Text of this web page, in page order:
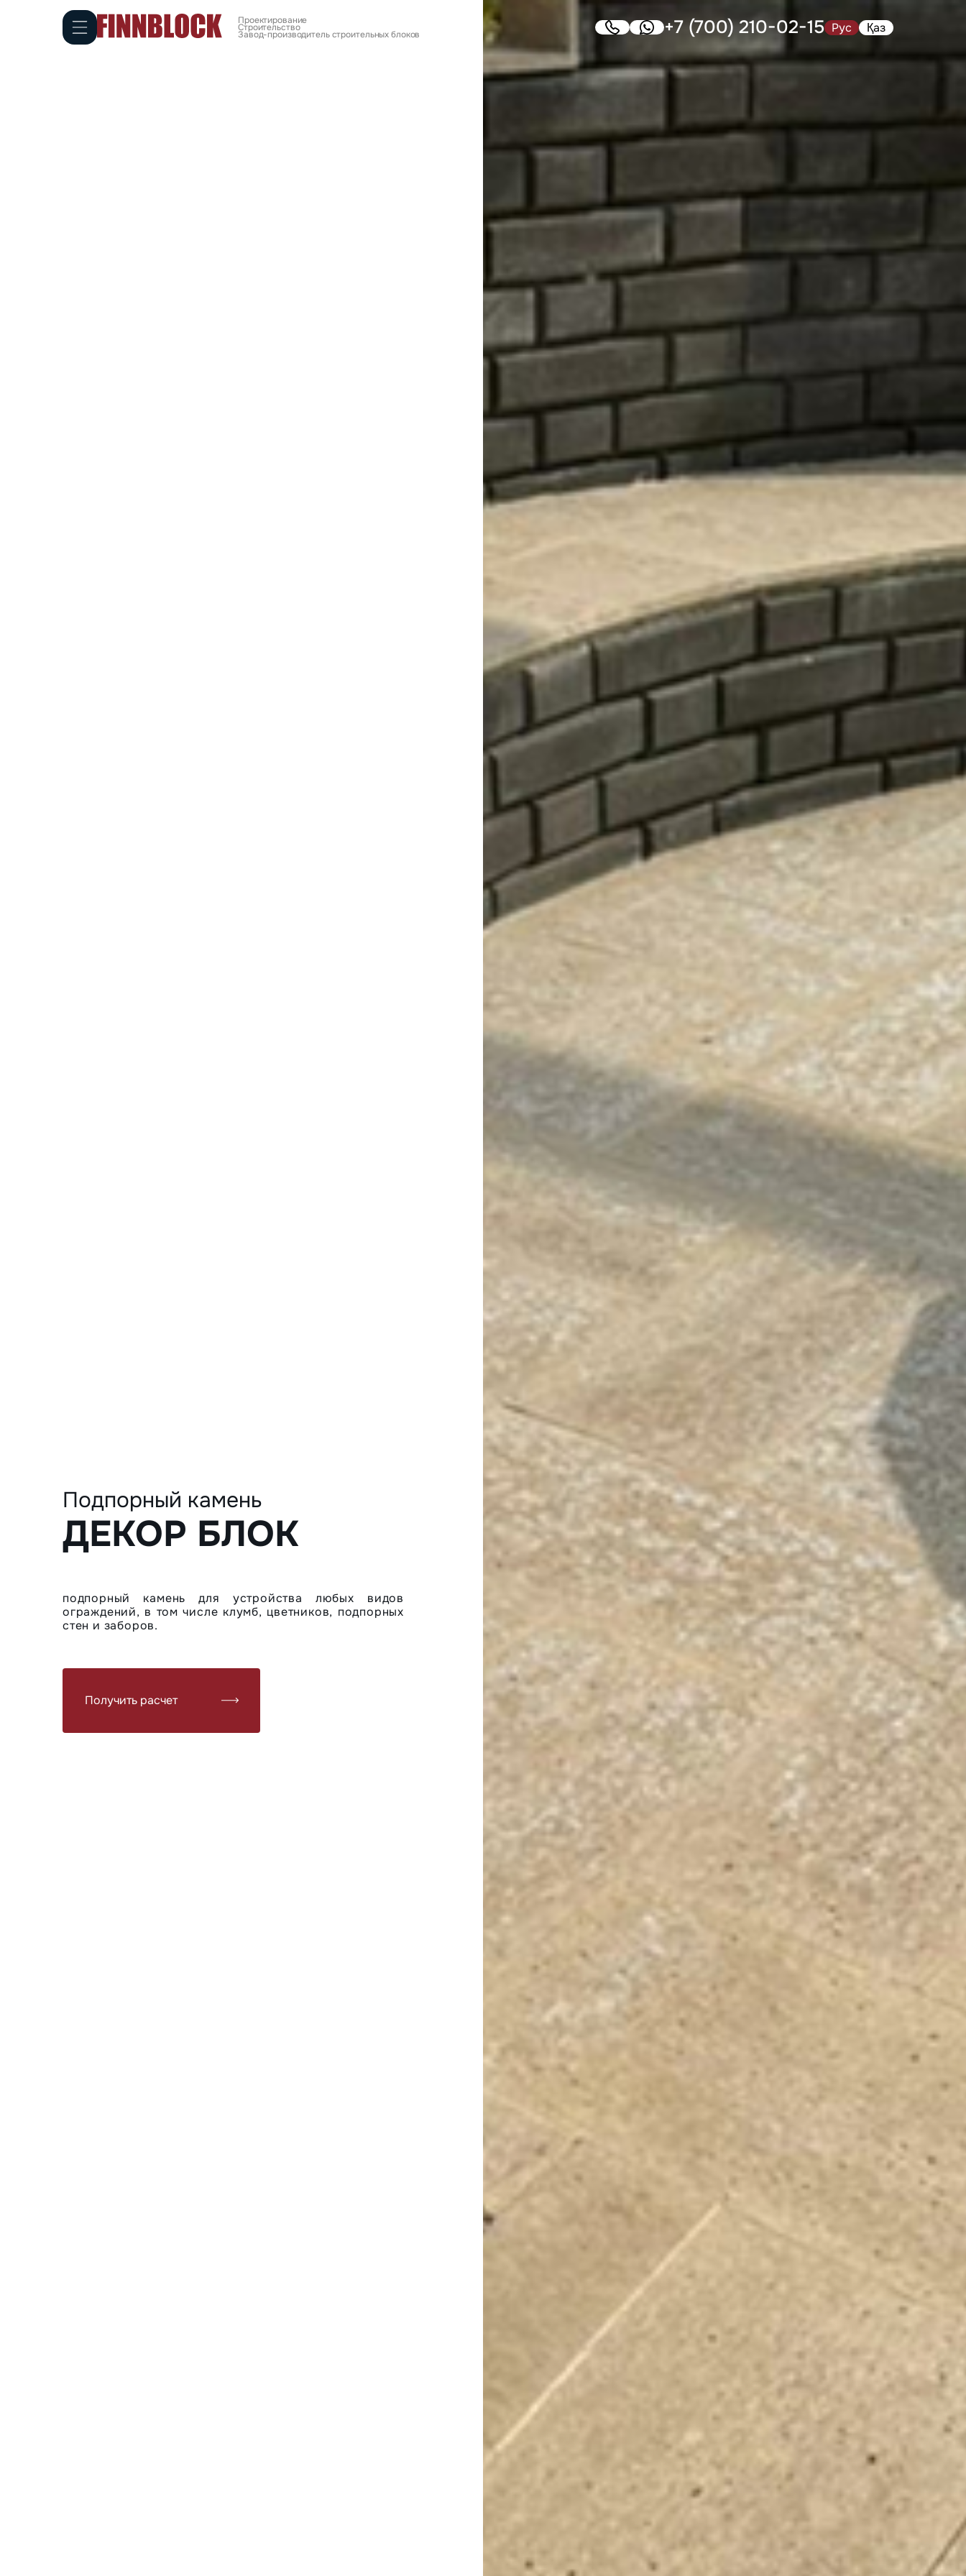
Проектирование
Cтроительство
Завод-производитель строительных блоков +7 (700) 210-02-15 Рус Қаз
Подпорный камень
ДЕКОР БЛОК
подпорный камень для устройства любых видов
ограждений, в том числе клумб, цветников, подпорных
стен и заборов.
Получить расчет